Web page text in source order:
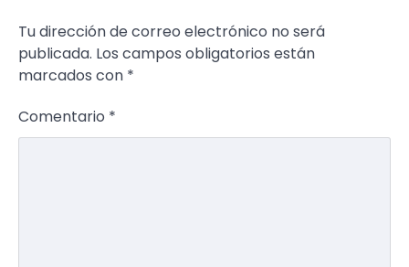
Tu dirección de correo electrónico no será
publicada. Los campos obligatorios están
marcados con *
Comentario *